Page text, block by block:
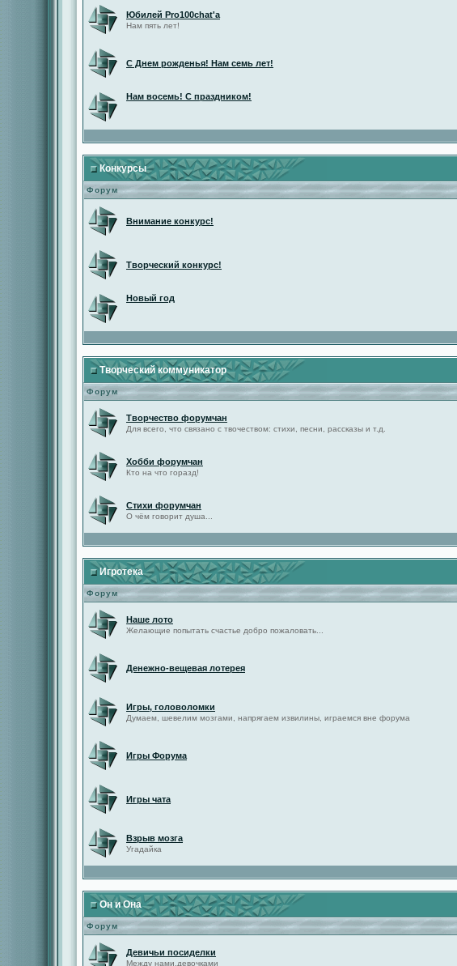
Юбилей Pro100chat'а
Нам пять лет!
С Днем рожденья! Нам семь лет!
Нам восемь! С праздником!
Конкурсы
Форум
Внимание конкурс!
Творческий конкурс!
Новый год
Творческий коммуникатор
Форум
Творчество форумчан
Для всего, что связано с твочеством: стихи, песни, рассказы и т.д.
Хобби форумчан
Кто на что горазд!
Стихи форумчан
О чём говорит душа...
Игротека
Форум
Наше лото
Желающие попытать счастье добро пожаловать...
Денежно-вещевая лотерея
Игры, головоломки
Думаем, шевелим мозгами, напрягаем извилины, играемся вне форума
Игры Форума
Игры чата
Взрыв мозга
Угадайка
Он и Она
Форум
Девичьи посиделки
Между нами,девочками